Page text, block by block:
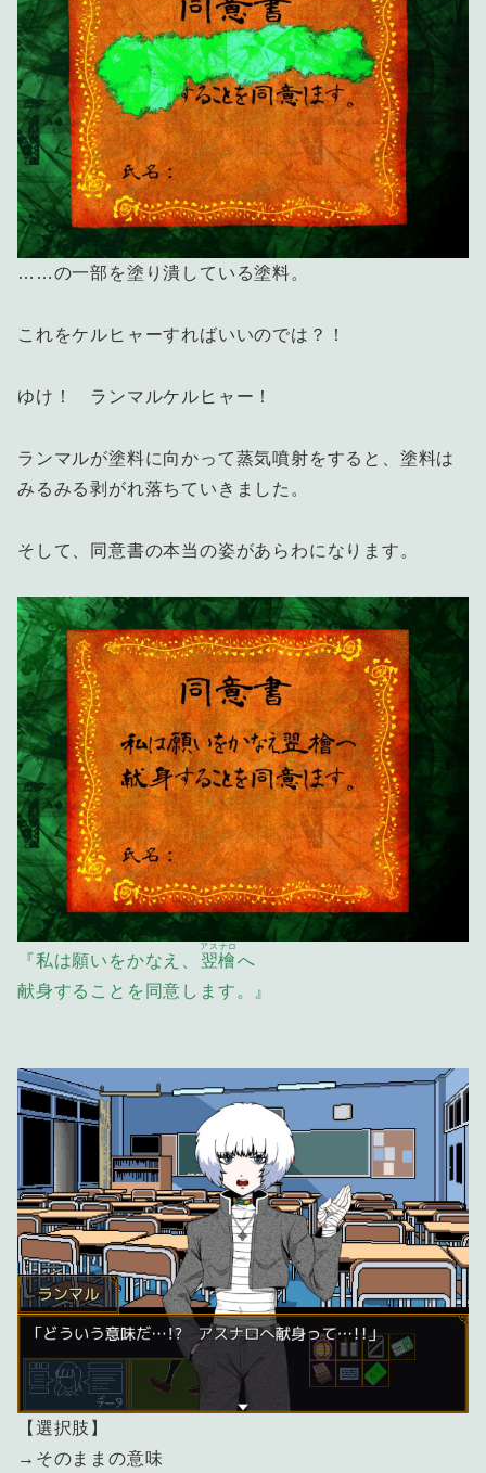
……の一部を塗り潰している塗料。
これをケルヒャーすればいいのでは？！
ゆけ！ ランマルケルヒャー！
ランマルが塗料に向かって蒸気噴射をすると、塗料は
みるみる剥がれ落ちていきました。
そして、同意書の本当の姿があらわになります。
『私は願いをかなえ、 翌檜
アスナロ
へ
献身することを同意します。』
【選択肢】
→そのままの意味